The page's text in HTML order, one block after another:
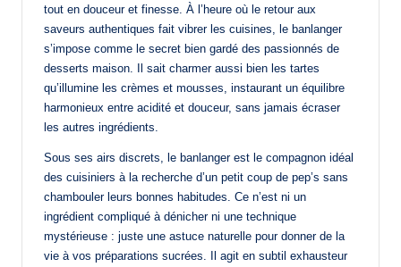
tout en douceur et finesse. À l’heure où le retour aux
saveurs authentiques fait vibrer les cuisines, le banlanger
s’impose comme le secret bien gardé des passionnés de
desserts maison. Il sait charmer aussi bien les tartes
qu’illumine les crèmes et mousses, instaurant un équilibre
harmonieux entre acidité et douceur, sans jamais écraser
les autres ingrédients.
Sous ses airs discrets, le banlanger est le compagnon idéal
des cuisiniers à la recherche d’un petit coup de pep’s sans
chambouler leurs bonnes habitudes. Ce n’est ni un
ingrédient compliqué à dénicher ni une technique
mystérieuse : juste une astuce naturelle pour donner de la
vie à vos préparations sucrées. Il agit en subtil exhausteur